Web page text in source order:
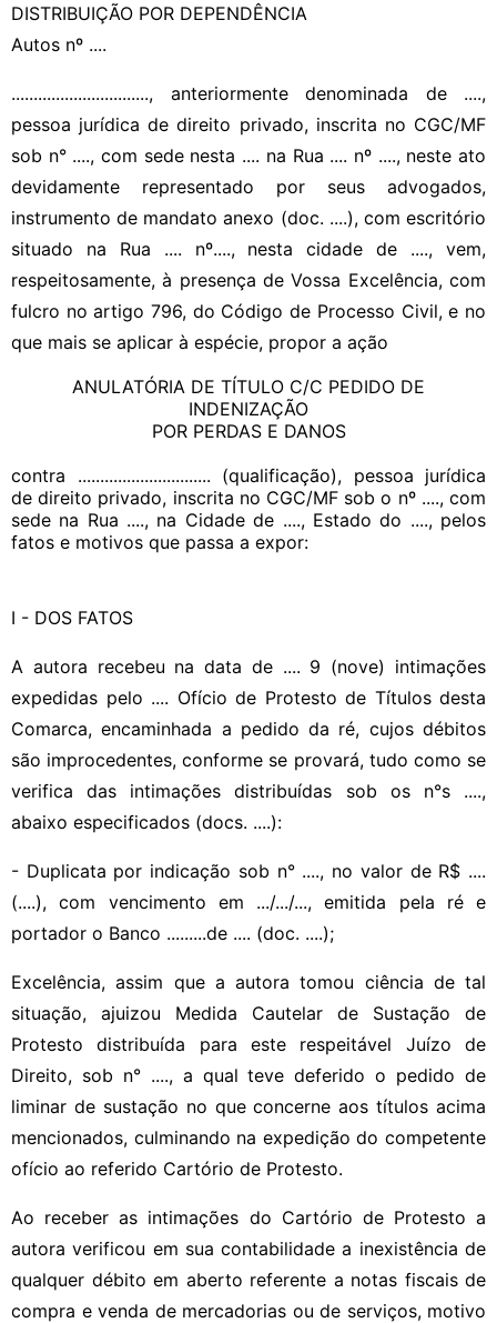
DISTRIBUIÇÃO POR DEPENDÊNCIA
Autos nº ....
..............................., anteriormente denominada de ....,
pessoa jurídica de direito privado, inscrita no CGC/MF
sob n° ...., com sede nesta .... na Rua .... nº ...., neste ato
devidamente representado por seus advogados,
instrumento de mandato anexo (doc. ....), com escritório
situado na Rua .... nº...., nesta cidade de ...., vem,
respeitosamente, à presença de Vossa Excelência, com
fulcro no artigo 796, do Código de Processo Civil, e no
que mais se aplicar à espécie, propor a ação
ANULATÓRIA DE TÍTULO C/C PEDIDO DE
INDENIZAÇÃO
POR PERDAS E DANOS
contra .............................. (qualificação), pessoa jurídica
de direito privado, inscrita no CGC/MF sob o nº ...., com
sede na Rua ...., na Cidade de ...., Estado do ...., pelos
fatos e motivos que passa a expor:
I - DOS FATOS
A autora recebeu na data de .... 9 (nove) intimações
expedidas pelo .... Ofício de Protesto de Títulos desta
Comarca, encaminhada a pedido da ré, cujos débitos
são improcedentes, conforme se provará, tudo como se
verifica das intimações distribuídas sob os n°s ....,
abaixo especificados (docs. ....):
- Duplicata por indicação sob n° ...., no valor de R$ ....
(....), com vencimento em .../.../..., emitida pela ré e
portador o Banco .........de .... (doc. ....);
Excelência, assim que a autora tomou ciência de tal
situação, ajuizou Medida Cautelar de Sustação de
Protesto distribuída para este respeitável Juízo de
Direito, sob n° ...., a qual teve deferido o pedido de
liminar de sustação no que concerne aos títulos acima
mencionados, culminando na expedição do competente
ofício ao referido Cartório de Protesto.
Ao receber as intimações do Cartório de Protesto a
autora verificou em sua contabilidade a inexistência de
qualquer débito em aberto referente a notas fiscais de
compra e venda de mercadorias ou de serviços, motivo